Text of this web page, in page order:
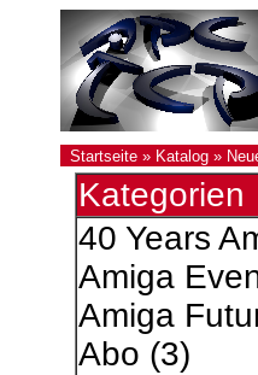
Startseite » Katalog »
Kategorien
40 Years
Amiga
Amiga
Abo (3)